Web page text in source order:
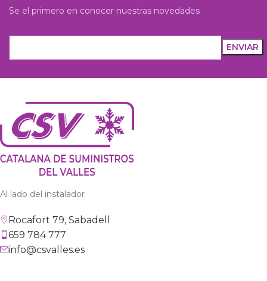
Se el primero en conocer nuestras novedades
Al lado del instalador
Rocafort 79, Sabadell
659 784 777
info@csvalles.es